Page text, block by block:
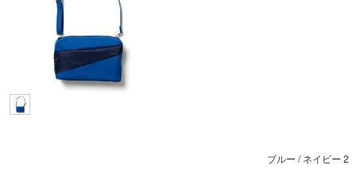
ブルー / ネイビー 2